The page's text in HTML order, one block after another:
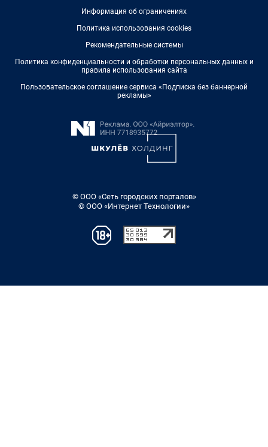
Информация об ограничениях
Политика использования cookies
Рекомендательные системы
Политика конфиденциальности и обработки персональных данных и
правила использования сайта
Пользовательское соглашение сервиса «Подписка без баннерной
рекламы»
© ООО «Сеть городских порталов»
© ООО «Интернет Технологии»